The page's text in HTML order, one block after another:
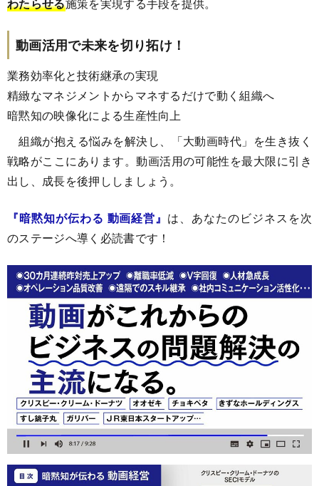
わたらせる施策を実現する手段を提供。
動画活用で未来を切り拓け！
業務効率化と技術継承の実現
精緻なマネジメントからマネするだけで動く組織へ
暗黙知の映像化による生産性向上
組織が抱える悩みを解決し、「大動画時代」を生き抜く
戦略がここにあります。動画活用の可能性を最大限に引き
出し、成長を後押ししましょう。
『暗黙知が伝わる 動画経営』 は、あなたのビジネスを次
のステージへ導く必読書です！